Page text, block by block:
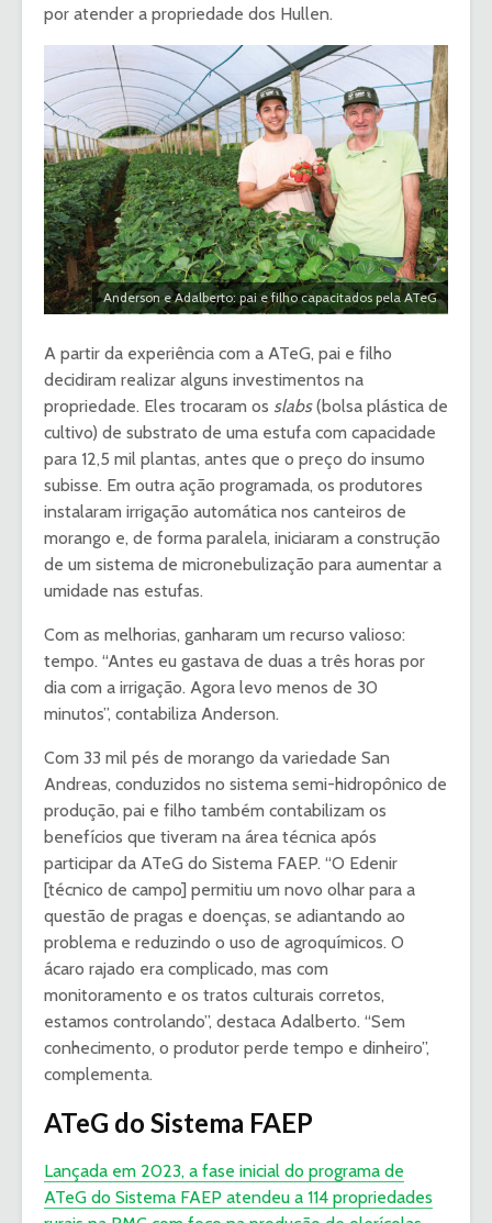
por atender a propriedade dos Hullen.
Anderson e Adalberto: pai e filho capacitados pela ATeG
A partir da experiência com a ATeG, pai e filho
decidiram realizar alguns investimentos na
propriedade. Eles trocaram os slabs(bolsa plástica de
cultivo) de substrato de uma estufa com capacidade
para 12,5 mil plantas, antes que o preço do insumo
subisse. Em outra ação programada, os produtores
instalaram irrigação automática nos canteiros de
morango e, de forma paralela, iniciaram a construção
de um sistema de micronebulização para aumentar a
umidade nas estufas.
Com as melhorias, ganharam um recurso valioso:
tempo. “Antes eu gastava de duas a três horas por
dia com a irrigação. Agora levo menos de 30
minutos”, contabiliza Anderson.
Com 33 mil pés de morango da variedade San
Andreas, conduzidos no sistema semi-hidropônico de
produção, pai e filho também contabilizam os
benefícios que tiveram na área técnica após
participar da ATeG do Sistema FAEP. “O Edenir
[técnico de campo] permitiu um novo olhar para a
questão de pragas e doenças, se adiantando ao
problema e reduzindo o uso de agroquímicos. O
ácaro rajado era complicado, mas com
monitoramento e os tratos culturais corretos,
estamos controlando”, destaca Adalberto. “Sem
conhecimento, o produtor perde tempo e dinheiro”,
complementa.
ATeG do Sistema FAEP
Lançada em 2023, a fase inicial do programa de
ATeG do Sistema FAEP atendeu a 114 propriedades